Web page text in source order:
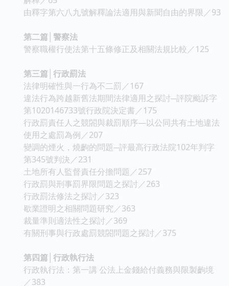
由釋字第六八九號解釋論法適用與新聞自由的界限／93
第二篇│警察法
警察職權行使法第十五條修正及相關法規比較／125
第三篇│行政罰法
法律明確性與一行為不二罰／167
違法行為跨越新舊法期間法律適用之探討─評院颱訴字
第1020146733號行政院決定書／175
行政罰責任人之競閤與裁罰順序—以公同共有土地違法
使用之處罰為例／207
變調的煙火，燒齣的問題─評最高行政法院102年判字
第345號判決／231
土地所有人監督責任分擔問題／257
行政罰與刑事罰界限問題之探討／263
行政罰法修法之探討／323
歇業證明之相關問題研究／363
裁量準則適法性之探討／369
有關刑事與行政處罰競閤問題之探討／375
第四篇│行政執行法
行政執行法：第一講 公法上金錢給付義務與限製齣境
／383